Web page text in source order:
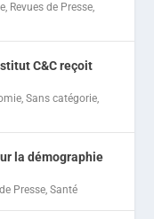
, Revues de Presse,
C&C reçoit
,Sans catégorie,
la démographie
Presse,Santé